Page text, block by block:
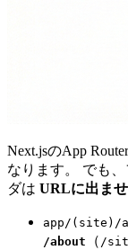
Next.jsのApp
なります。 でも
ダは URLに出ま
app/(site)/
/about （ /